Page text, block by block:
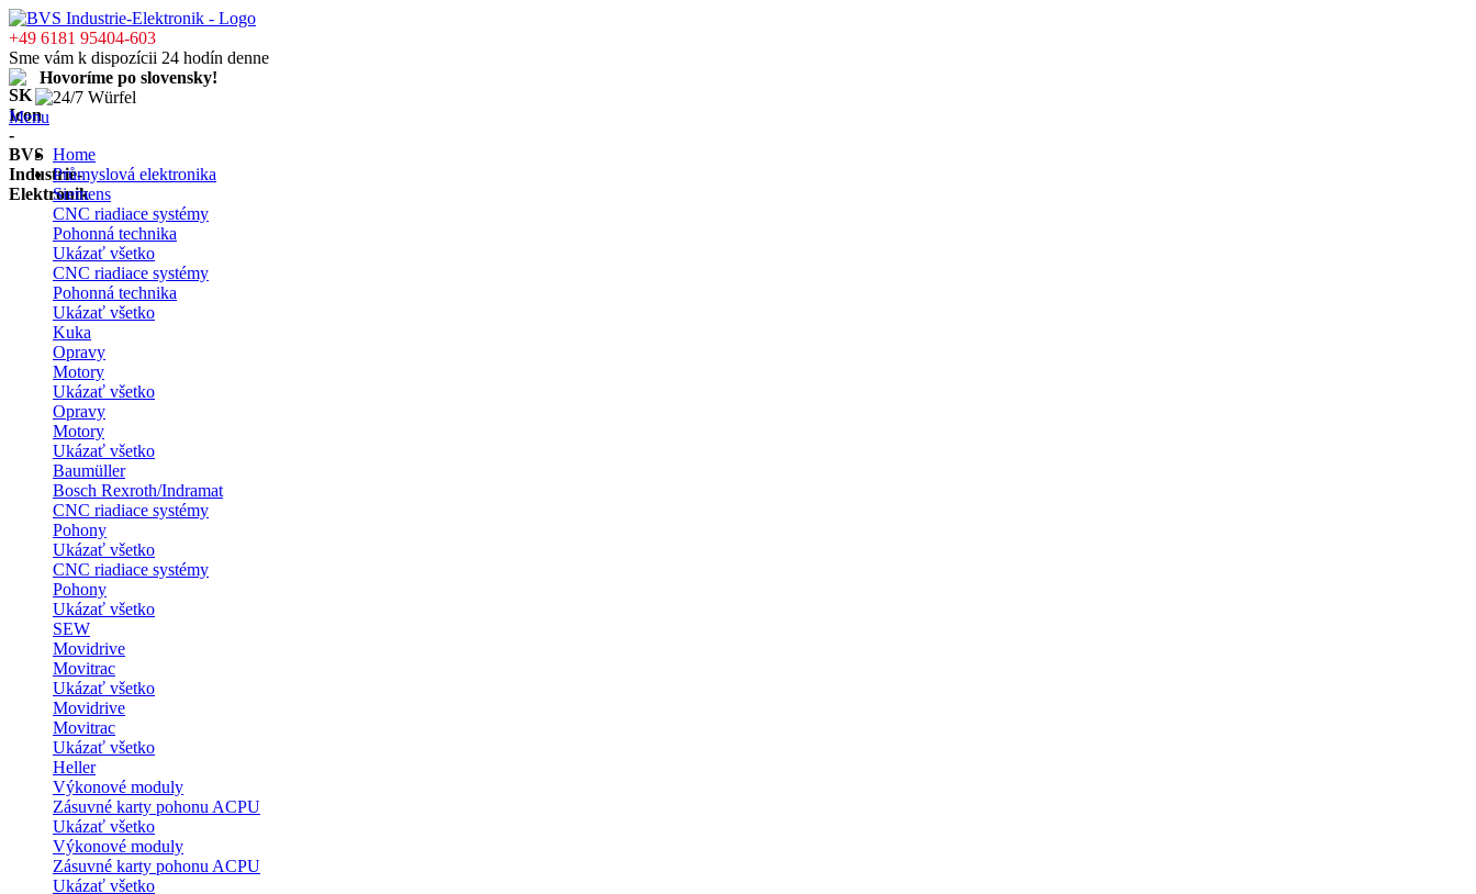
+49 6181 95404-603
Sme vám k dispozícii 24 hodín denne
Hovoríme po slovensky!
Menu
Home
Průmyslová elektronika
Siemens
CNC riadiace systémy
Pohonná technika
Ukázať všetko
CNC riadiace systémy
Pohonná technika
Ukázať všetko
Kuka
Opravy
Motory
Ukázať všetko
Opravy
Motory
Ukázať všetko
Baumüller
Bosch Rexroth/Indramat
CNC riadiace systémy
Pohony
Ukázať všetko
CNC riadiace systémy
Pohony
Ukázať všetko
SEW
Movidrive
Movitrac
Ukázať všetko
Movidrive
Movitrac
Ukázať všetko
Heller
Výkonové moduly
Zásuvné karty pohonu ACPU
Ukázať všetko
Výkonové moduly
Zásuvné karty pohonu ACPU
Ukázať všetko